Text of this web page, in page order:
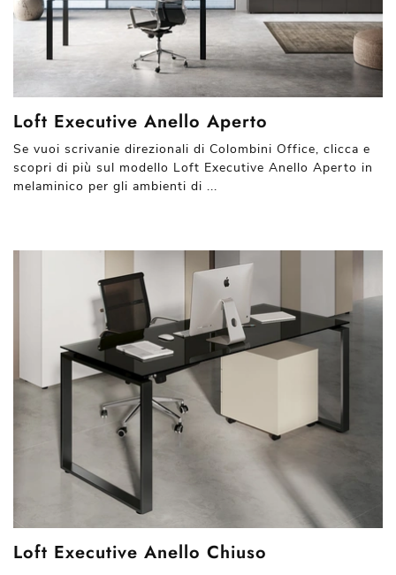
Loft Executive Anello Aperto
Se vuoi scrivanie direzionali di Colombini Office, clicca e
scopri di più sul modello Loft Executive Anello Aperto in
melaminico per gli ambienti di ...
Loft Executive Anello Chiuso